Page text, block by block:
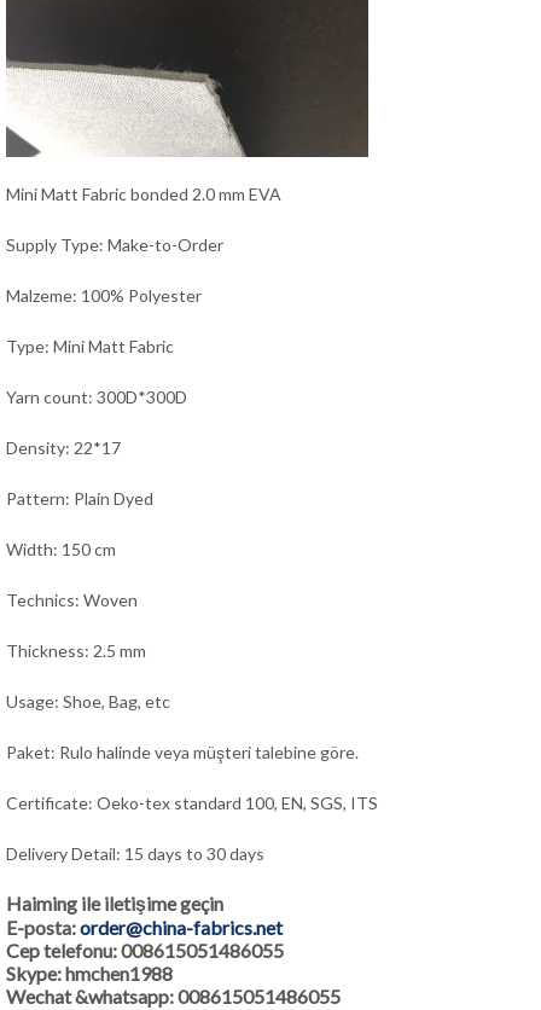
Mini Matt Fabric bonded 2.0 mm EVA
Supply Type: Make-to-Order
Malzeme: 100% Polyester
Type: Mini Matt Fabric
Yarn count: 300D*300D
Density: 22*17
Pattern: Plain Dyed
Width: 150 cm
Technics: Woven
Thickness: 2.5 mm
Usage: Shoe, Bag, etc
Paket: Rulo halinde veya müşteri talebine göre.
Certificate: Oeko-tex standard 100, EN, SGS, ITS
Delivery Detail: 15 days to 30 days
Haiming ile iletişime geçin
E-posta:order@china-fabrics.net
Cep telefonu: 008615051486055
Skype: hmchen1988
Wechat &whatsapp: 008615051486055